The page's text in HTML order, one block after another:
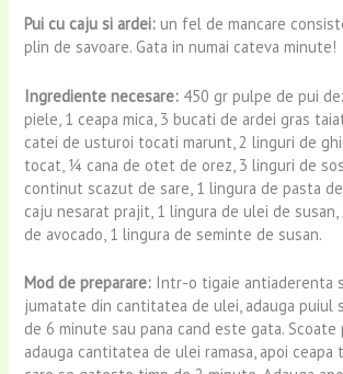
Pui cu caju si ardei:un fel de mancare
plin de savoare. Gata in numai cateva minute!
Ingrediente necesare: 450 gr pulpe de pui
piele, 1 ceapa mica, 3 bucati de ardei gras
catei de usturoi tocati marunt, 2 linguri de
tocat, ¼ cana de otet de orez, 3 linguri de
continut scazut de sare, 1 lingura de pasta
caju nesarat prajit, 1 lingura de ulei de
de avocado, 1 lingura de seminte de susan.
Mod de preparare: Intr-o tigaie antiaderenta
jumatate din cantitatea de ulei, adauga puiul
de 6 minute sau pana cand este gata.
adauga cantitatea de ulei ramasa, apoi ceapa